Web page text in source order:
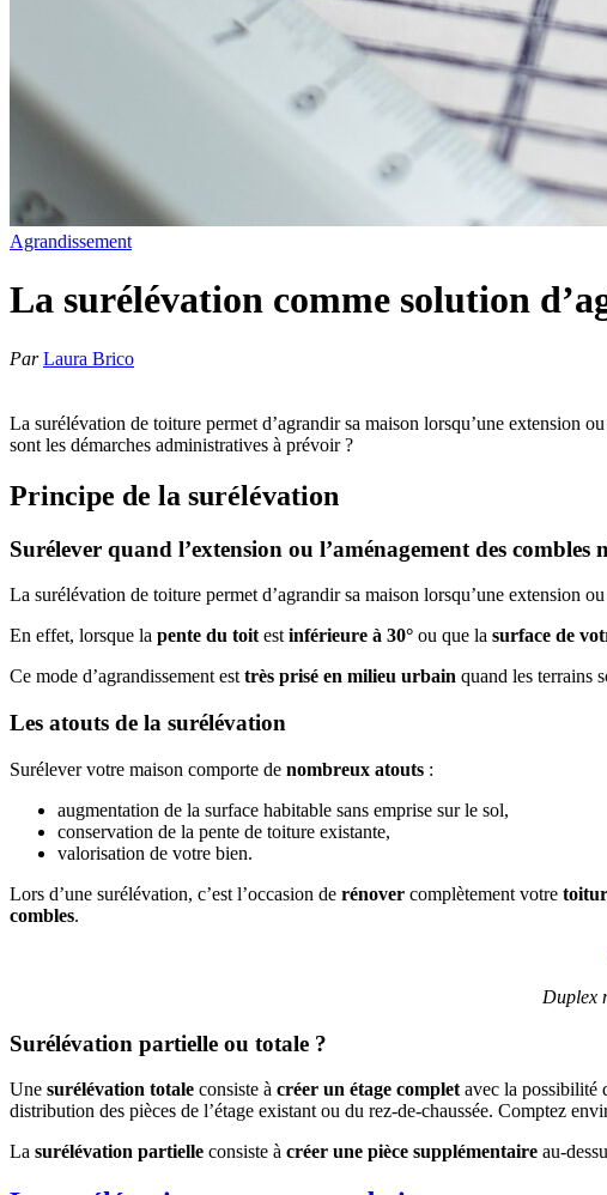
Agrandissement
La surélévation comme solution
Par Laura Brico
La surélévation de toiture permet d’agrandir sa maison lorsqu’une extension
sont les démarches administratives à prévoir ?
Principe de la surélévation
Surélever quand l’extension ou l’aménagement des combles
La surélévation de toiture permet d’agrandir sa maison lorsqu’une extension
En effet, lorsque la pente du toitestinférieure à 30° ou que la surface de
Ce mode d’agrandissement esttrès prisé en milieu urbain quand les terrains
Les atouts de la surélévation
Surélever votre maison comporte de nombreux atouts :
augmentation de la surface habitable sans emprise sur le sol,
conservation de la pente de toiture existante,
valorisation de votre bien.
Lors d’une surélévation, c’est l’occasion de rénover complètement votre
combles.
Duplex
Surélévation partielle ou totale ?
Une surélévation totale consiste à créer un étage complet avec la possibilité
distribution des pièces de l’étage existant ou du rez-de-chaussée. Comptez
La surélévation partielle consiste à créer une pièce supplémentaire au-